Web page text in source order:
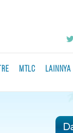
MTLC LAINNYA